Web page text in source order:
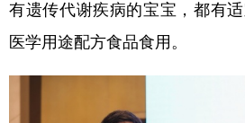
有遗传代谢疾病的宝宝，都有
医学用途配方食品食用。